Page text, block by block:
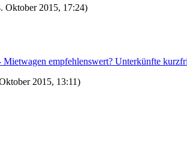
Oktober 2015, 17:24)
Mietwagen empfehlenswert? Unterkünfte
2015, 13:11)